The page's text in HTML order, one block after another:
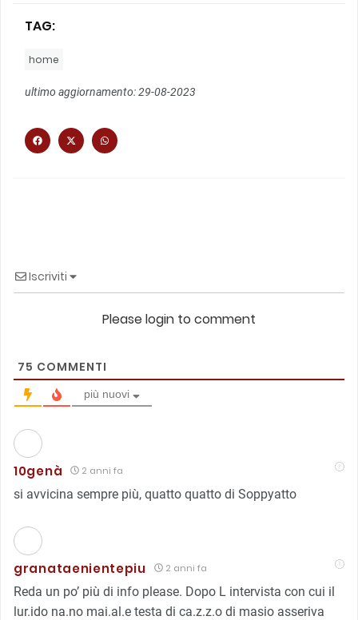
TAG:
home
ultimo aggiornamento: 29-08-2023
Iscriviti
Please login to comment
75 COMMENTI
più nuovi
10genà 2 anni fa
si avvicina sempre più, quatto quatto di Soppyatto
granataenientepiu 2 anni fa
Reda un po’ più di info please. Dopo L intervista con cui il
lur.ido na.no mai.al.e testa di ca.z.z.o di masio asseriva